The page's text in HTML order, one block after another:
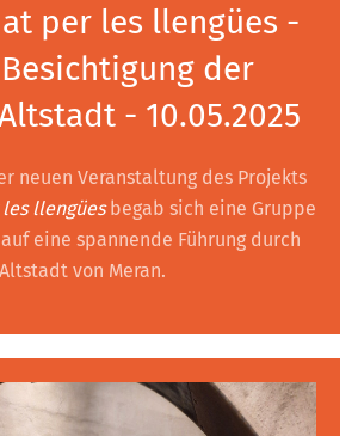
per les llengües -
der
- 10.05.2025
neuen Veranstaltung des Projekts
llengüesbegab sich eine Gruppe
eine spannende Führung durch
von Meran.